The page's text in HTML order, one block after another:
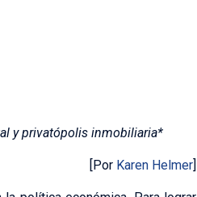
y privatópolis inmobiliaria*
[Por Karen Helmer]